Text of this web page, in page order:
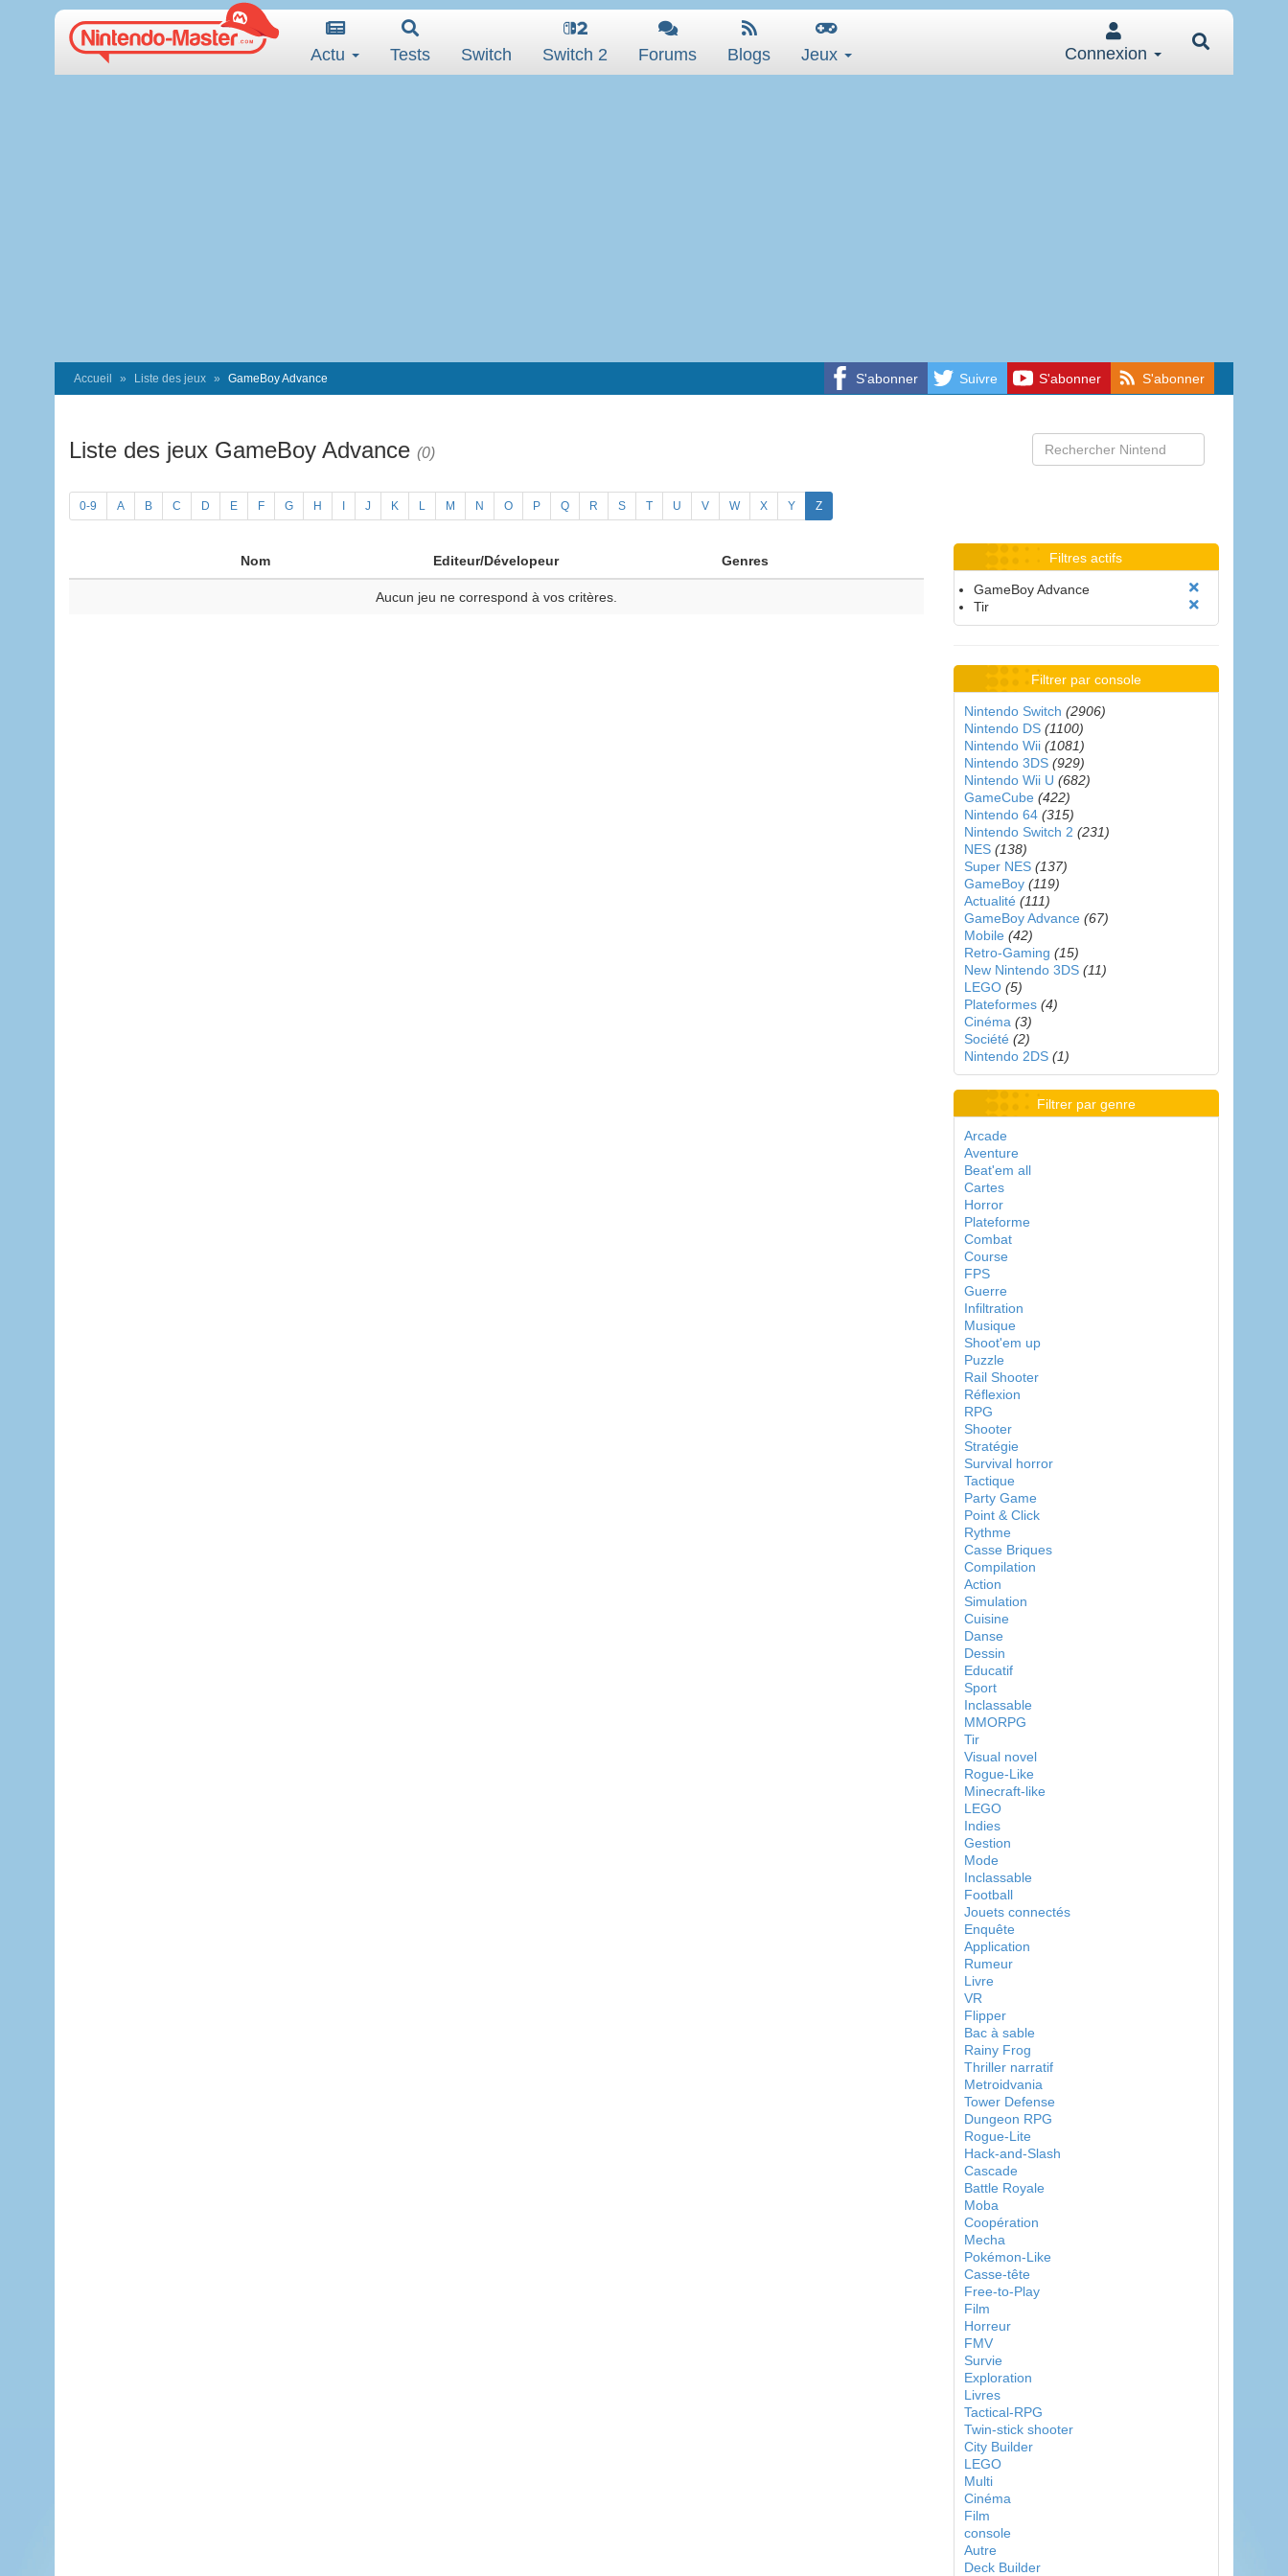
Actu Tests Switch Switch 2 Forums Blogs Jeux Connexion
S'abonner Suivre S'abonner S'abonner
Accueil Liste des jeux GameBoy Advance
Liste des jeux GameBoy Advance (0)
0-9 A B C D E F G H J K L M N O P Q R S T U V W X Y Z
Nom Editeur/Dévelopeur Genres
Aucun jeu ne correspond à vos critères.
Filtres actifs
GameBoy Advance
Tir
Filtrer par console
Nintendo Switch (2906)
Nintendo DS (1100)
Nintendo Wii (1081)
Nintendo 3DS (929)
Nintendo Wii U (682)
GameCube (422)
Nintendo 64 (315)
Nintendo Switch 2 (231)
NES (138)
Super NES (137)
GameBoy (119)
Actualité (111)
GameBoy Advance (67)
Mobile (42)
Retro-Gaming (15)
New Nintendo 3DS (11)
LEGO (5)
Plateformes (4)
Cinéma (3)
Société (2)
Nintendo 2DS (1)
Filtrer par genre
Arcade
Aventure
Beat'em all
Cartes
Horror
Plateforme
Combat
Course
FPS
Guerre
Infiltration
Musique
Shoot'em up
Puzzle
Rail Shooter
Réflexion
RPG
Shooter
Stratégie
Survival horror
Tactique
Party Game
Point & Click
Rythme
Casse Briques
Compilation
Action
Simulation
Cuisine
Danse
Dessin
Educatif
Sport
Inclassable
MMORPG
Tir
Visual novel
Rogue-Like
Minecraft-like
LEGO
Indies
Gestion
Mode
Inclassable
Football
Jouets connectés
Enquête
Application
Rumeur
Livre
VR
Flipper
Bac à sable
Rainy Frog
Thriller narratif
Metroidvania
Tower Defense
Dungeon RPG
Rogue-Lite
Hack-and-Slash
Cascade
Battle Royale
Moba
Coopération
Mecha
Pokémon-Like
Casse-tête
Free-to-Play
Film
Horreur
FMV
Survie
Exploration
Livres
Tactical-RPG
Twin-stick shooter
City Builder
LEGO
Multi
Cinéma
Film
console
Autre
Deck Builder